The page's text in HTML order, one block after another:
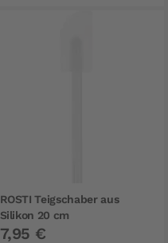
ROSTI Teigschaber aus
Silikon 20 cm
7,95 €